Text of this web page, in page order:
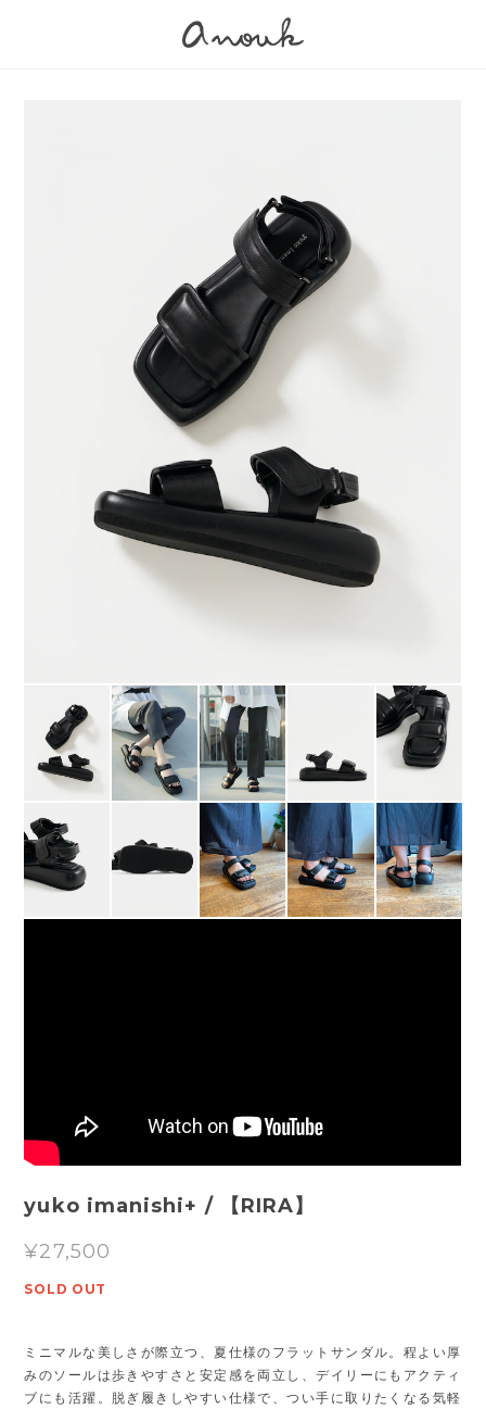
yuko imanishi+ / 【RIRA】
¥27,500
SOLD OUT
ミニマルな美しさが際立つ、夏仕様のフラットサンダル。程よい厚
みのソールは歩きやすさと安定感を両立し、デイリーにもアクティ
ブにも活躍。脱ぎ履きしやすい仕様で、つい手に取りたくなる気軽